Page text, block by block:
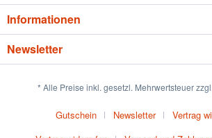
Informationen
Newsletter
* Alle Preise inkl. gesetzl. Mehrwertsteuer zzgl.
Gutschein Newsletter
Vertrag